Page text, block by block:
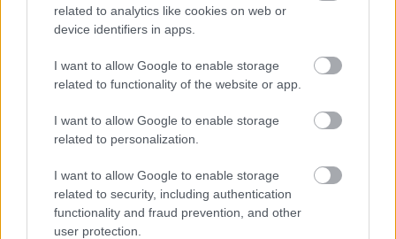
related to analytics like cookies on web or
device identifiers in apps.
I want to allow Google to enable storage
related to functionality of the website or app.
I want to allow Google to enable storage
related to personalization.
I want to allow Google to enable storage
related to security, including authentication
functionality and fraud prevention, and other
user protection.
körében. Pontyból karácsony előtt – az évközbeni
átlaghoz képest – 4-5-szörös mennyiséget
rendelnek a kereskedők a vásárlók igényeinek
kielégítése céljából.
A friss, hazai édesvízi hal nem csupán finom,
hanem igazi szuperélelmiszer is. Ez az egyik
legértékesebb fehérjeforrás: könnyen emészthető,
zsírszegény, mégis tápanyagokban gazdag.